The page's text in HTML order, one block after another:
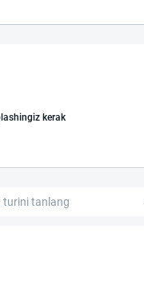
kerak
turini tanlang